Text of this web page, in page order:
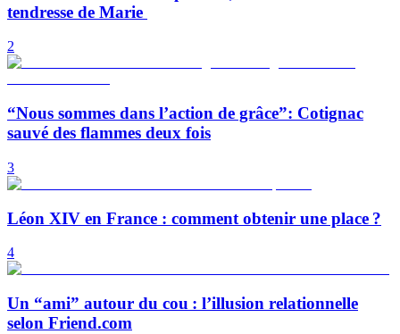
tendresse de Marie
2
“Nous sommes dans l’action de grâce”: Cotignac
sauvé des flammes deux fois
3
Léon XIV en France : comment obtenir une place ?
4
Un “ami” autour du cou : l’illusion relationnelle
selon Friend.com